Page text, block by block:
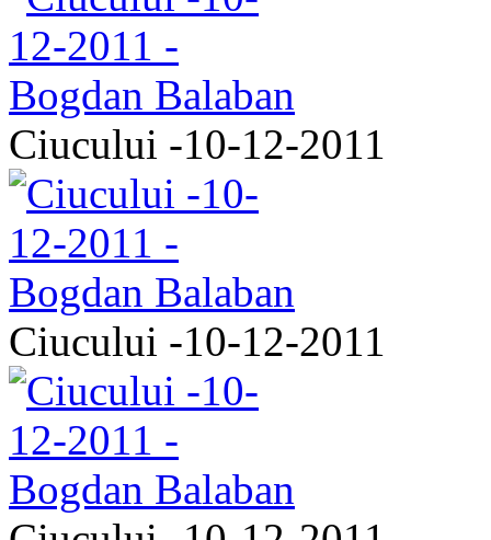
Ciucului -10-12-2011
Ciucului -10-12-2011